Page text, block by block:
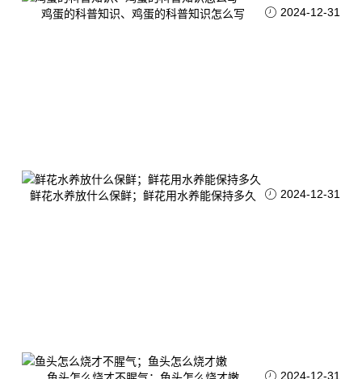
鸡蛋的科普知识、鸡蛋的科普知识怎么写 2024-12-31
鲜花水养放什么保鲜；鲜花用水养能保持多久 2024-12-31
2024-12-31